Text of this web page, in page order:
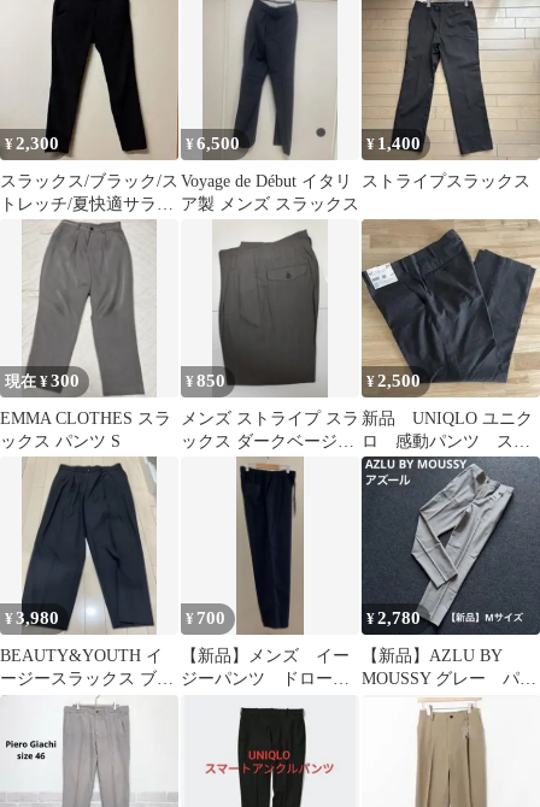
¥2,300
スラックス/ブラック/ス
トレッチ/夏快適サラサ
¥6,500
Voyage de Début イタリ
ア製 メンズ スラックス
¥ 1,400
ストライプスラックス
現在 ¥300
EMMA CLOTHES スラ
ックス パンツ S
¥850
メンズ ストライプ スラ
ックス ダークベージュ
¥2,500
新品 UNIQLO ユニク
ロ 感動パンツ スラ
ックス ダークグレ
ー 88㎝
¥3,980
BEAUTY&YOUTH イ
ージースラックス ブラ
ック M ユナイテッドア
¥ 700
【新品】メンズ イー
ジーパンツ ドローコ
¥2,780
【新品】AZLU BY
MOUSSY グレー パン
ツ スラックス 夏